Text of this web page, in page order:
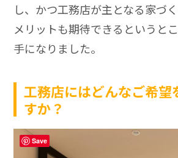
し、かつ工務店が主となる家づ
メリットも期待できるというと
手になりました。
工務店にはどんなご希望
すか？
Save